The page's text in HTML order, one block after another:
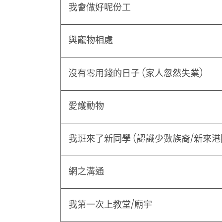
我會做好呢份工
與寵物相處
沒有零用錢的日子 (家人忽然失業)
愛護動物
我班來了新同學 (認識少數族裔/新來
網之溝通
我第一次上教堂/廟宇